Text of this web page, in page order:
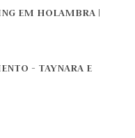
EM HOLAMBRA |
- TAYNARA E